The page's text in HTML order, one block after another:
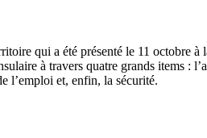
qui a été présenté le 11 octobre
à travers quatre grands items :
l’emploi et, enfin, la sécurité.